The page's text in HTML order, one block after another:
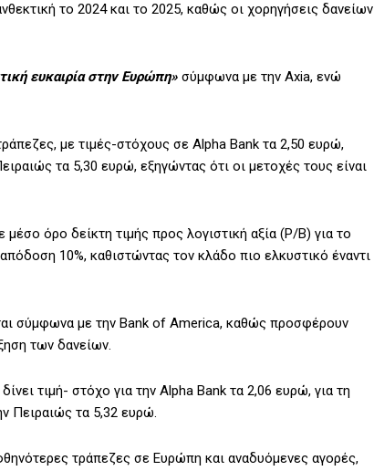
το 2024 και το 2025, καθώς οι χορηγήσεις δανείων
ευκαιρία στην Ευρώπη» σύμφωνα με την Axia, ενώ
με τιμές-στόχους σε Alpha Bank τα 2,50 ευρώ,
τα 5,30 ευρώ, εξηγώντας ότι οι μετοχές τους είναι
όρο δείκτη τιμής προς λογιστική αξία (P/B) για το
10%, καθιστώντας τον κλάδο πιο ελκυστικό έναντι
σύμφωνα με την Bank of America, καθώς προσφέρουν
των δανείων.
τιμή- στόχο για την Alpha Bank τα 2,06 ευρώ, για τη
Πειραιώς τα 5,32 ευρώ.
τράπεζες σε Ευρώπη και αναδυόμενες αγορές,